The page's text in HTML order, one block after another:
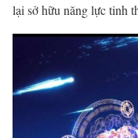
lại sở hữu năng lực tinh